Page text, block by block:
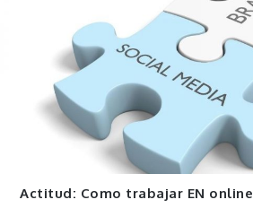
Actitud: Como trabajar EN online